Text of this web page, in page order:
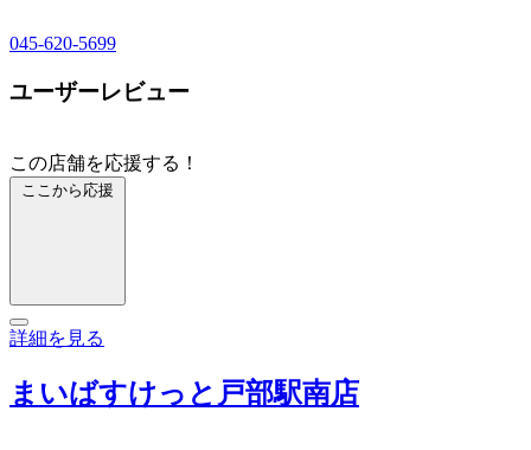
045-620-5699
ユーザーレビュー
この店舗を応援する！
ここから応援
詳細を見る
まいばすけっと戸部駅南店